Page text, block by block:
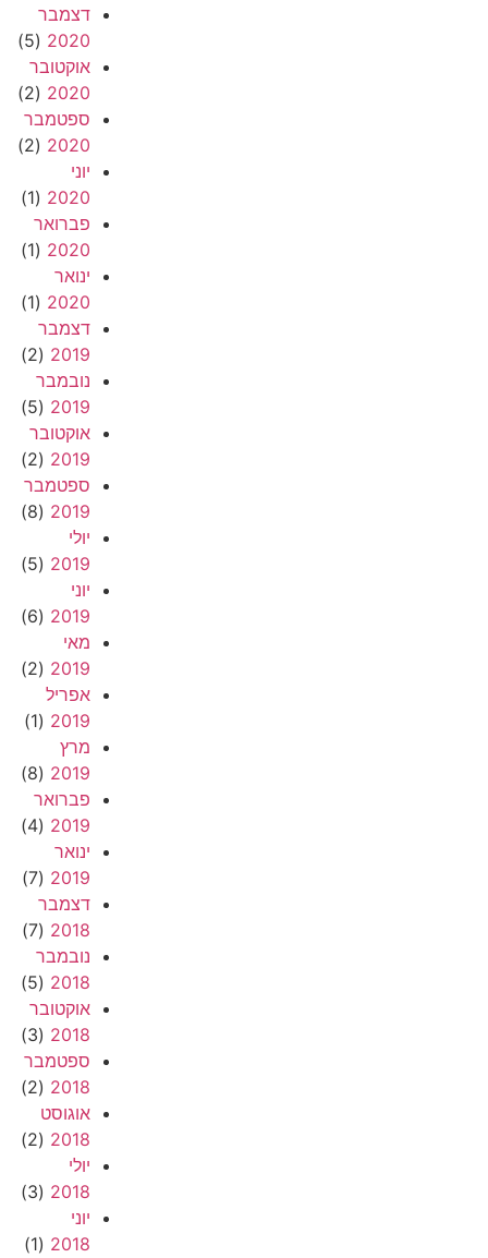
דצמבר
2020
(5)
אוקטובר
2020
(2)
ספטמבר
2020
(2)
יוני
2020
(1)
פברואר
2020
(1)
ינואר
2020
(1)
דצמבר
2019
(2)
נובמבר
2019
(5)
אוקטובר
2019
(2)
ספטמבר
2019
(8)
יולי
2019
(5)
יוני
2019
(6)
מאי
2019
(2)
אפריל
2019
(1)
מרץ
2019
(8)
פברואר
2019
(4)
ינואר
2019
(7)
דצמבר
2018
(7)
נובמבר
2018
(5)
אוקטובר
2018
(3)
ספטמבר
2018
(2)
אוגוסט
2018
(2)
יולי
2018
(3)
יוני
2018
(1)